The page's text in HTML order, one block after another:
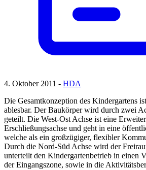
4. Oktober 2011 - HDA
Die Gesamtkonzeption des Kindergartens
ablesbar. Der Baukörper wird durch zwei
geteilt. Die West-Ost Achse ist eine
Erschließungsachse und geht in eine
welche als ein großzügiger, flexibler
Durch die Nord-Süd Achse wird der
unterteilt den Kindergartenbetrieb in einen
der Eingangszone, sowie in die